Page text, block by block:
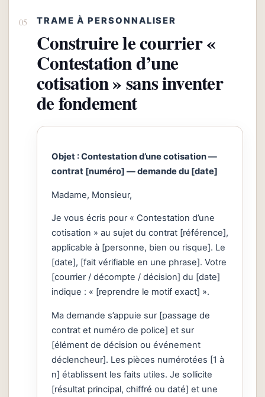
TRAME À PERSONNALISER
Construire le courrier «
Contestation d’une
cotisation » sans inventer
de fondement
Objet : Contestation d’une cotisation —
contrat [numéro] — demande du [date]
Madame, Monsieur,
Je vous écris pour « Contestation d’une
cotisation » au sujet du contrat [référence],
applicable à [personne, bien ou risque]. Le
[date], [fait vérifiable en une phrase]. Votre
[courrier / décompte / décision] du [date]
indique : « [reprendre le motif exact] ».
Ma demande s’appuie sur [passage de
contrat et numéro de police] et sur
[élément de décision ou événement
déclencheur]. Les pièces numérotées [1 à
n] établissent les faits utiles. Je sollicite
[résultat principal, chiffré ou daté] et une